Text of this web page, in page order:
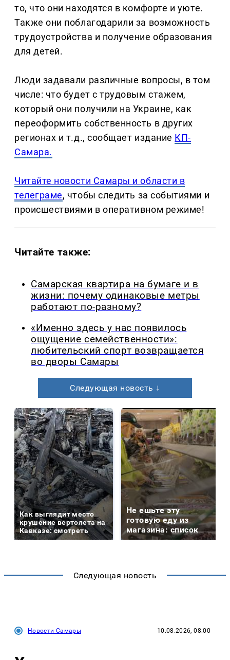
то, что они находятся в комфорте и уюте.
Также они поблагодарили за возможность
трудоустройства и получение образования
для детей.
Люди задавали различные вопросы, в том
числе: что будет с трудовым стажем,
который они получили на Украине, как
переоформить собственность в других
регионах и т.д., сообщает издание КП-
Самара.
Читайте новости Самары и области в
телеграме, чтобы следить за событиями и
происшествиями в оперативном режиме!
Читайте также:
Самарская квартира на бумаге и в
жизни: почему одинаковые метры
работают по-разному?
«Именно здесь у нас появилось
ощущение семейственности»:
любительский спорт возвращается
во дворы Самары
Следующая новость ↓
Как выглядит место
крушение вертолета на
Кавказе: смотреть
Не ешьте эту
готовую еду из
магазина: список
Следующая новость
Новости Самары 10.08.2026, 08:00